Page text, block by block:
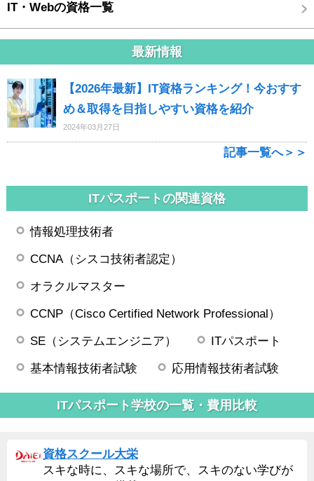
IT・Webの資格一覧
最新情報
【2026年最新】IT資格ランキング！今おすす
め＆取得を目指しやすい資格を紹介
2024年03月27日
記事一覧へ＞＞
ITパスポートの関連資格
情報処理技術者
CCNA（シスコ技術者認定）
オラクルマスター
CCNP（Cisco Certified Network Professional）
SE（システムエンジニア） ITパスポート
基本情報技術者試験 応用情報技術者試験
ITパスポート学校の一覧・費用比較
資格スクール大栄
スキな時に、スキな場所で、スキのない学びが